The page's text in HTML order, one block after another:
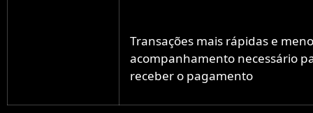
Transações mais rápidas e
acompanhamento necessário
receber o pagamento